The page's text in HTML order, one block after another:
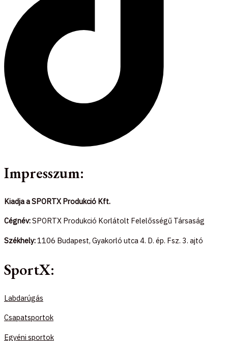
Impresszum:
Kiadja a SPORTX Produkció Kft.
Cégnév:SPORTX Produkció Korlátolt Felelősségű Társaság
Székhely:1106 Budapest, Gyakorló utca 4. D. ép. Fsz. 3. ajtó
SportX:
Labdarúgás
Csapatsportok
Egyéni sportok